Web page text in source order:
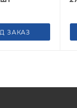
ЗАКАЗ